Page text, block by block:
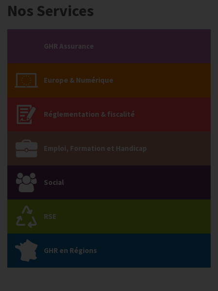
Nos Services
GHR Assurance
Europe & Numérique
Réglementation & fiscalité
Emploi, Formation et Handicap
Social
RSE
GHR en Régions